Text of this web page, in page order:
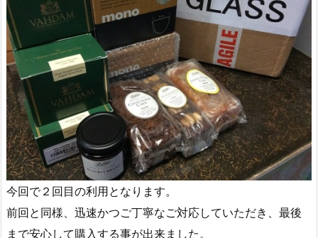
今回で２回目の利用となります。
前回と同様、迅速かつご丁寧なご対応していただき、最後
まで安心して購入する事が出来ました。